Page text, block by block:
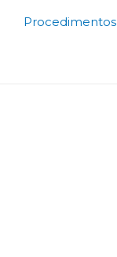
Procedimentos